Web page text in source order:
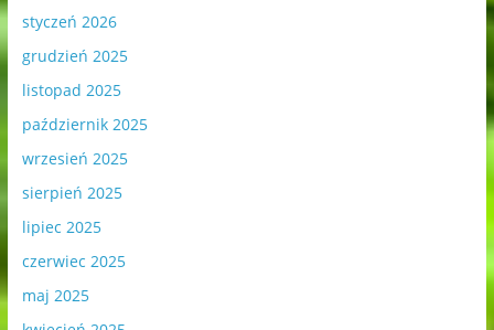
styczeń 2026
grudzień 2025
listopad 2025
październik 2025
wrzesień 2025
sierpień 2025
lipiec 2025
czerwiec 2025
maj 2025